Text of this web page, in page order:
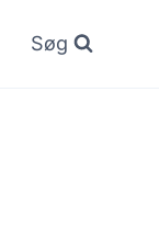
Søg